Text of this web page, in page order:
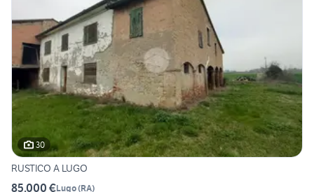
30
RUSTICO A LUGO
85.000 €Lugo(RA)